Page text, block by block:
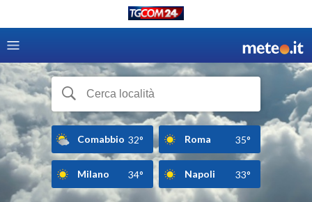
Comabbio 32° Roma 35°
Milano 34° Napoli 33°